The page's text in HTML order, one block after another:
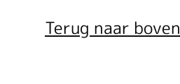
Terug naar boven